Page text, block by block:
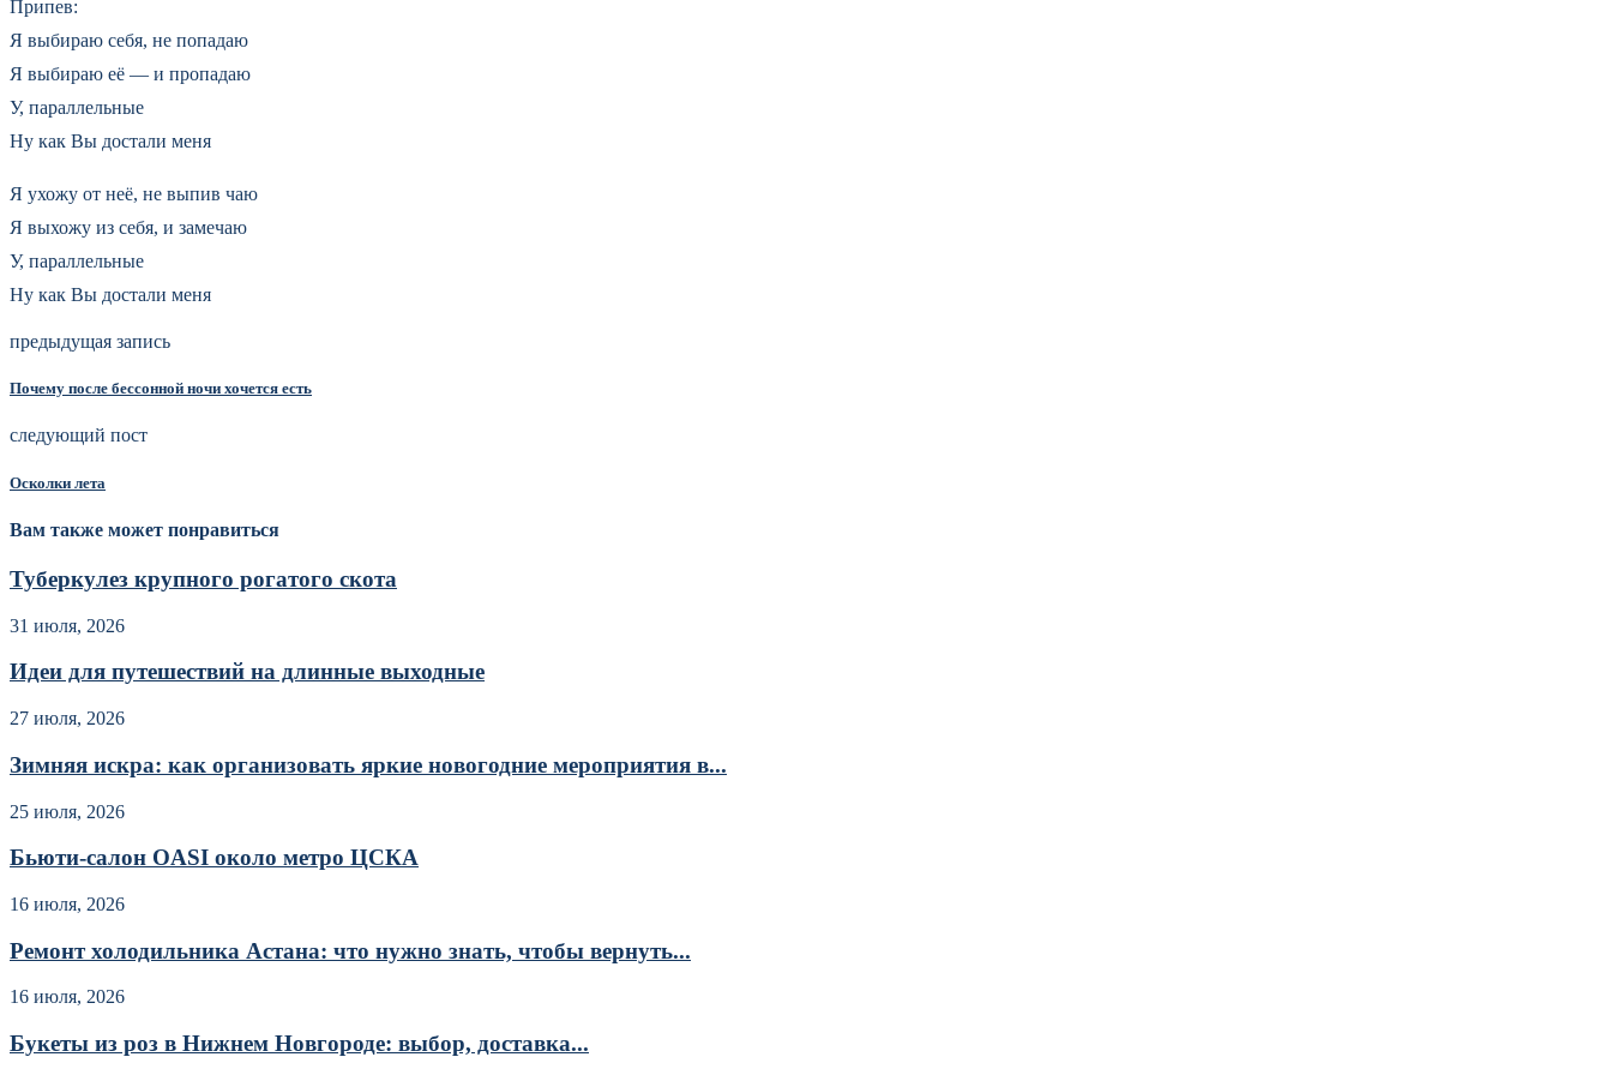
Припев:
Я выбираю себя, не попадаю
Я выбираю её — и пропадаю
У, параллельные
Ну как Вы достали меня
Я ухожу от неё, не выпив чаю
Я выхожу из себя, и замечаю
У, параллельные
Ну как Вы достали меня
предыдущая запись
Почему после бессонной ночи хочется есть
следующий пост
Осколки лета
Вам также может понравиться
Туберкулез крупного рогатого скота
31 июля, 2026
Идеи для путешествий на длинные выходные
27 июля, 2026
Зимняя искра: как организовать яркие новогодние мероприятия в...
25 июля, 2026
Бьюти-салон OASI около метро ЦСКА
16 июля, 2026
Ремонт холодильника Астана: что нужно знать, чтобы вернуть...
16 июля, 2026
Букеты из роз в Нижнем Новгороде: выбор, доставка...